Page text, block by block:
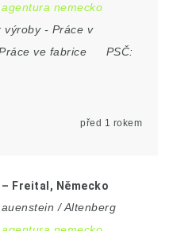
nemecko
výroby- Práce v
ve fabrice
PSČ:
před 1 rokem
Freital, Německo
/ Altenberg